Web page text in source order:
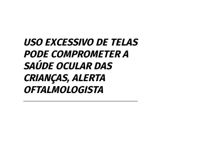
USO EXCESSIVO DE TELAS
PODE COMPROMETER A
SAÚDE OCULAR DAS
CRIANÇAS, ALERTA
OFTALMOLOGISTA